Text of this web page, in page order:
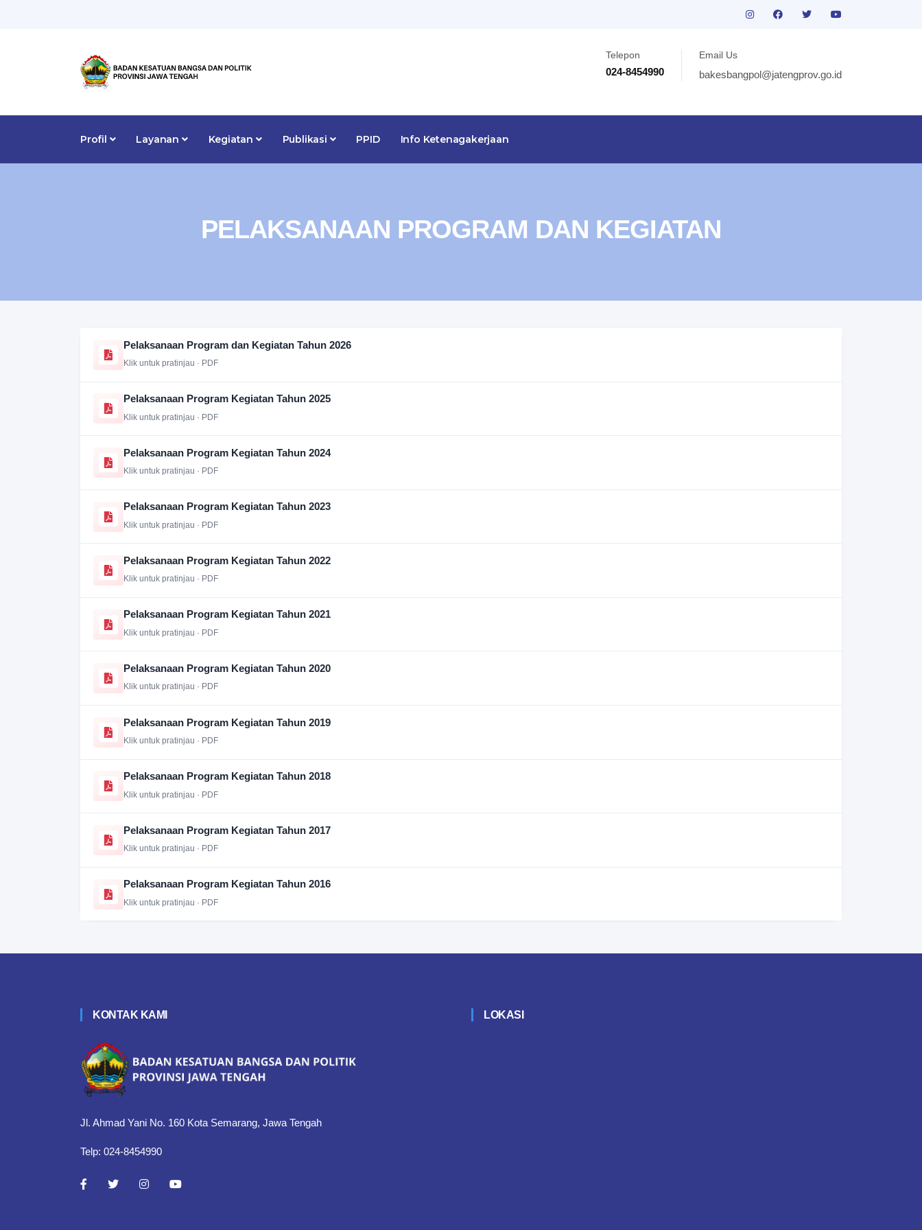
Telepon
024-8454990
Email Us
bakesbangpol@jatengprov.go.id
Profil Layanan Kegiatan Publikasi PPID Info Ketenagakerjaan
PELAKSANAAN PROGRAM DAN KEGIATAN
Pelaksanaan Program dan Kegiatan Tahun 2026
Klik untuk pratinjau · PDF
Pelaksanaan Program Kegiatan Tahun 2025
Klik untuk pratinjau · PDF
Pelaksanaan Program Kegiatan Tahun 2024
Klik untuk pratinjau · PDF
Pelaksanaan Program Kegiatan Tahun 2023
Klik untuk pratinjau · PDF
Pelaksanaan Program Kegiatan Tahun 2022
Klik untuk pratinjau · PDF
Pelaksanaan Program Kegiatan Tahun 2021
Klik untuk pratinjau · PDF
Pelaksanaan Program Kegiatan Tahun 2020
Klik untuk pratinjau · PDF
Pelaksanaan Program Kegiatan Tahun 2019
Klik untuk pratinjau · PDF
Pelaksanaan Program Kegiatan Tahun 2018
Klik untuk pratinjau · PDF
Pelaksanaan Program Kegiatan Tahun 2017
Klik untuk pratinjau · PDF
Pelaksanaan Program Kegiatan Tahun 2016
Klik untuk pratinjau · PDF
KONTAK KAMI
Jl. Ahmad Yani No. 160 Kota Semarang, Jawa Tengah
Telp: 024-8454990
LOKASI